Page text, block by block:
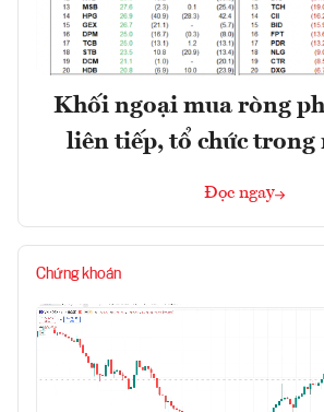
Khối ngoại mua ròng
liên tiếp, tổ chức trong
Đọc ngay
Chứng khoán